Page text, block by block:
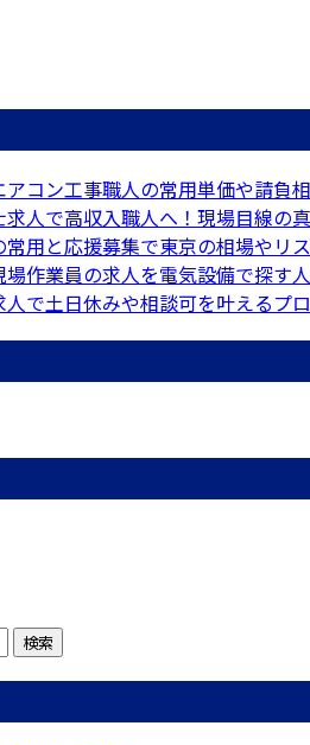
アコン工事職人の常用単価や請負
求人で高収入職人へ！現場目線の
常用と応援募集で東京の相場やリ
場作業員の求人を電気設備で探す
人で土日休みや相談可を叶えるプ